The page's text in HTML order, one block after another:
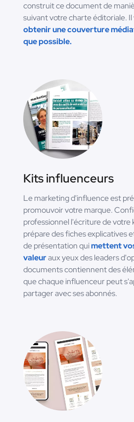
construit ce document de
suivant votre charte éditoriale. Il
obtenir une couverture
que possible.
Kits influenceurs
Le marketing d'influence est
promouvoir votre marque.
professionnel l'écriture de votre
prépare des fiches explicatives
de présentation quimettent
valeuraux yeux des leaders
documents contiennent des
que chaque influenceur peut
partager avec ses abonnés.